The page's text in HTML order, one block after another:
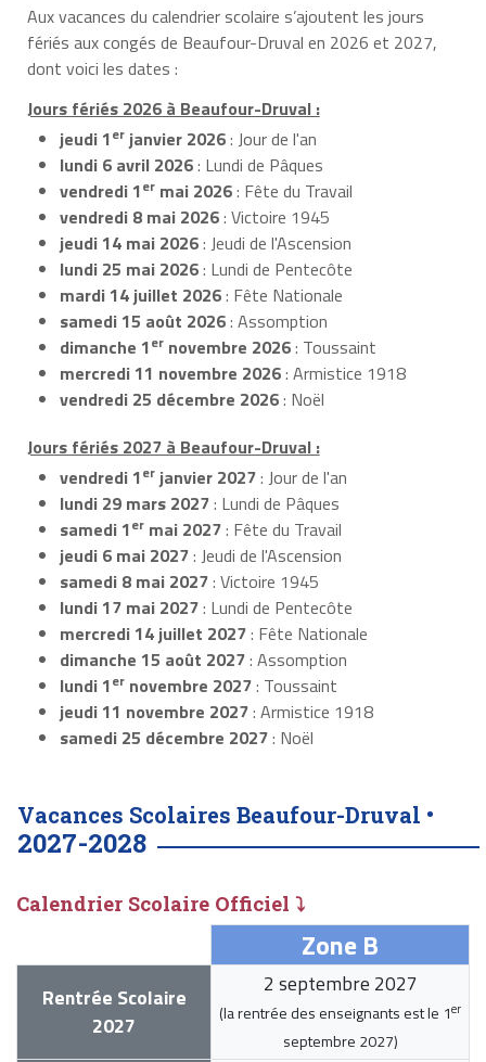
Aux vacances du calendrier scolaire s’ajoutent les jours
fériés aux congés de Beaufour-Druval en 2026 et 2027,
dont voici les dates :
Jours fériés 2026 à Beaufour-Druval :
jeudi 1er janvier 2026: Jour de l'an
lundi 6 avril 2026: Lundi de Pâques
vendredi 1er mai 2026: Fête du Travail
vendredi 8 mai 2026: Victoire 1945
jeudi 14 mai 2026: Jeudi de l'Ascension
lundi 25 mai 2026: Lundi de Pentecôte
mardi 14 juillet 2026: Fête Nationale
samedi 15 août 2026: Assomption
dimanche 1er novembre 2026: Toussaint
mercredi 11 novembre 2026: Armistice 1918
vendredi 25 décembre 2026: Noël
Jours fériés 2027 à Beaufour-Druval :
vendredi 1er janvier 2027: Jour de l'an
lundi 29 mars 2027: Lundi de Pâques
samedi 1er mai 2027: Fête du Travail
jeudi 6 mai 2027: Jeudi de l'Ascension
samedi 8 mai 2027: Victoire 1945
lundi 17 mai 2027: Lundi de Pentecôte
mercredi 14 juillet 2027: Fête Nationale
dimanche 15 août 2027: Assomption
lundi 1er novembre 2027: Toussaint
jeudi 11 novembre 2027: Armistice 1918
samedi 25 décembre 2027: Noël
Vacances Scolaires Beaufour-Druval •
2027-2028
Calendrier Scolaire Officiel ⤵
Zone B
Rentrée Scolaire
2027
2 septembre 2027
(la rentrée des enseignants est le 1er
septembre 2027)